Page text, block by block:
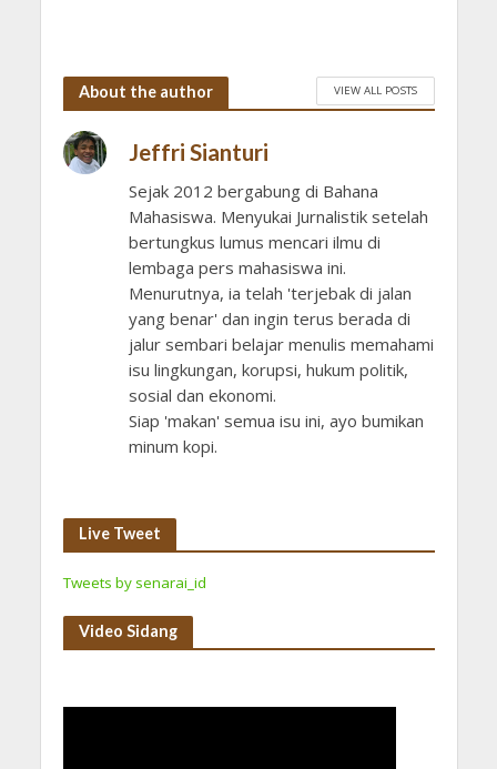
About the author VIEW ALL POSTS
Jeffri Sianturi
Sejak 2012 bergabung di Bahana
Mahasiswa. Menyukai Jurnalistik setelah
bertungkus lumus mencari ilmu di
lembaga pers mahasiswa ini.
Menurutnya, ia telah 'terjebak di jalan
yang benar' dan ingin terus berada di
jalur sembari belajar menulis memahami
isu lingkungan, korupsi, hukum politik,
sosial dan ekonomi.
Siap 'makan' semua isu ini, ayo bumikan
minum kopi.
Live Tweet
Tweets by senarai_id
Video Sidang